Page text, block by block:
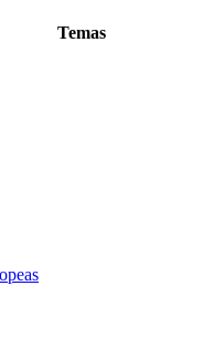
Temas